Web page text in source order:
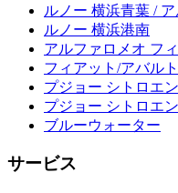
ルノー 横浜青葉 /
ルノー 横浜港南
アルファロメオ フ
フィアット/アバル
プジョー シトロエ
プジョー シトロエ
ブルーウォーター
サービス